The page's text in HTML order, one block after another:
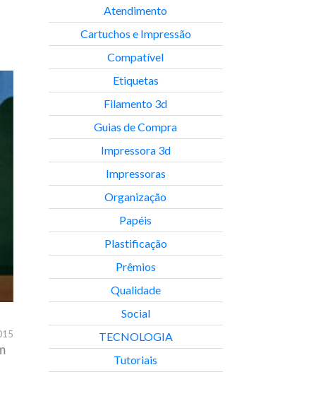
Atendimento
Cartuchos e Impressão
Compatível
Etiquetas
Filamento 3d
Guias de Compra
Impressora 3d
Impressoras
Organização
Papéis
Plastificação
Prêmios
Qualidade
Social
TECNOLOGIA
Tutoriais